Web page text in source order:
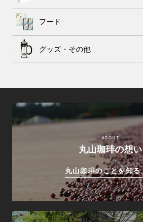
フード
グッズ・その他
ABOUT
丸山珈琲の想い
丸山珈琲のことを知る